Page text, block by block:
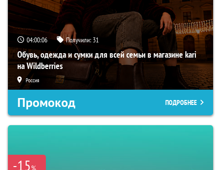
04:00:06 Получили: 31
Обувь, одежда и сумки для всей семьи в магазине kari
на Wildberries
Россия
Промокод ПОДРОБНЕЕ
-15